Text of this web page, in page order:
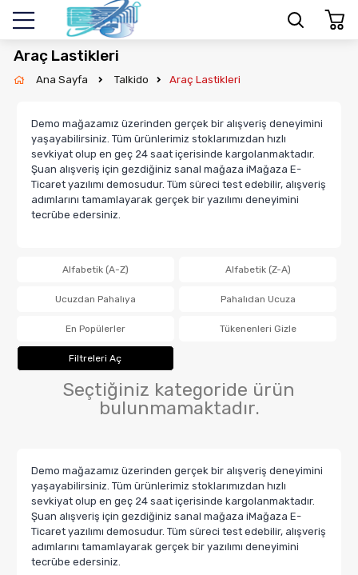
Araç Lastikleri
Ana Sayfa Talkido Araç Lastikleri
Demo mağazamız üzerinden gerçek bir alışveriş deneyimini
yaşayabilirsiniz. Tüm ürünlerimiz stoklarımızdan hızlı
sevkiyat olup en geç 24 saat içerisinde kargolanmaktadır.
Şuan alışveriş için gezdiğiniz sanal mağaza iMağaza E-
Ticaret yazılımı demosudur. Tüm süreci test edebilir, alışveriş
adımlarını tamamlayarak gerçek bir yazılımı deneyimini
tecrübe edersiniz.
Alfabetik (A-Z) Alfabetik (Z-A)
Ucuzdan Pahalıya Pahalıdan Ucuza
En Popülerler Tükenenleri Gizle
Filtreleri Aç
Seçtiğiniz kategoride ürün
bulunmamaktadır.
Demo mağazamız üzerinden gerçek bir alışveriş deneyimini
yaşayabilirsiniz. Tüm ürünlerimiz stoklarımızdan hızlı
sevkiyat olup en geç 24 saat içerisinde kargolanmaktadır.
Şuan alışveriş için gezdiğiniz sanal mağaza iMağaza E-
Ticaret yazılımı demosudur. Tüm süreci test edebilir, alışveriş
adımlarını tamamlayarak gerçek bir yazılımı deneyimini
tecrübe edersiniz.